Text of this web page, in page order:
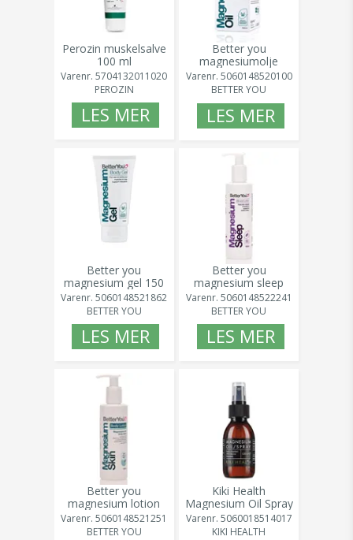
Perozin muskelsalve
100 ml
Varenr. 5704132011020
PEROZIN
LES MER
Better you
magnesiumolje
kroppsspray 100 ml
Varenr. 5060148520100
BETTER YOU
LES MER
Better you
magnesium gel 150
ml
Varenr. 5060148521862
BETTER YOU
LES MER
Better you
magnesium sleep
lotion 180 ml
Varenr. 5060148522241
BETTER YOU
LES MER
Better you
magnesium lotion
180 ml
Varenr. 5060148521251
BETTER YOU
Kiki Health
Magnesium Oil Spray
125ml
Varenr. 5060018514017
KIKI HEALTH